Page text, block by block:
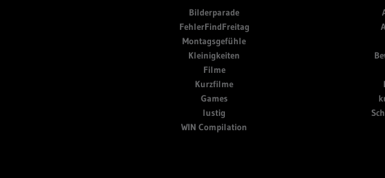
Bilderparade
FehlerFindFreitag
Montagsgefühle
Kleinigkeiten
Filme
Kurzfilme
Games
lustig
WIN Compilation